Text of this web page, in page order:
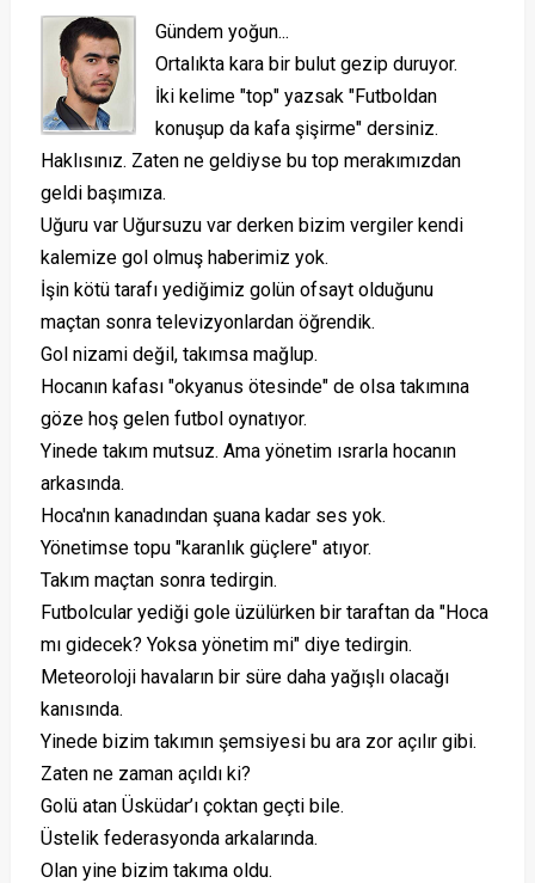
Gündem yoğun...
Ortalıkta kara bir bulut gezip duruyor.
İki kelime "top" yazsak "Futboldan
konuşup da kafa şişirme" dersiniz.
Haklısınız. Zaten ne geldiyse bu top merakımızdan
geldi başımıza.
Uğuru var Uğursuzu var derken bizim vergiler kendi
kalemize gol olmuş haberimiz yok.
İşin kötü tarafı yediğimiz golün ofsayt olduğunu
maçtan sonra televizyonlardan öğrendik.
Gol nizami değil, takımsa mağlup.
Hocanın kafası "okyanus ötesinde" de olsa takımına
göze hoş gelen futbol oynatıyor.
Yinede takım mutsuz. Ama yönetim ısrarla hocanın
arkasında.
Hoca'nın kanadından şuana kadar ses yok.
Yönetimse topu "karanlık güçlere" atıyor.
Takım maçtan sonra tedirgin.
Futbolcular yediği gole üzülürken bir taraftan da "Hoca
mı gidecek? Yoksa yönetim mi" diye tedirgin.
Meteoroloji havaların bir süre daha yağışlı olacağı
kanısında.
Yinede bizim takımın şemsiyesi bu ara zor açılır gibi.
Zaten ne zaman açıldı ki?
Golü atan Üsküdar’ı çoktan geçti bile.
Üstelik federasyonda arkalarında.
Olan yine bizim takıma oldu.